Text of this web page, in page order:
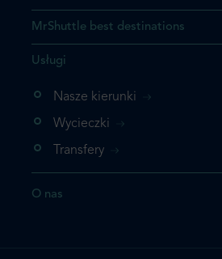
MrShuttle best destinations
Usługi
Nasze kierunki
Wycieczki
Transfery
O nas